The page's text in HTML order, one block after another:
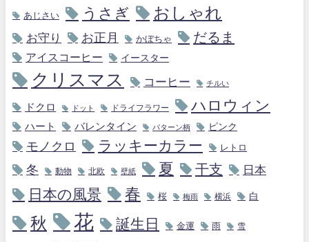
あじさい うさぎ おしゃれ
お守り お正月 かぼちゃ だるま
アイスコーヒー イースター
クリスマス コーヒー チルい
ドクロ ドット ドライフラワー ハロウィン
ハート バレンタイン パターン柄 ピンク
モノクロ ラッキーカラー レトロ
冬 動物 北欧 壁紙 夏 干支 日本
日本の風景 春 桜 梅雨 横浜 白
秋 花 誕生日 金運 雨 雪